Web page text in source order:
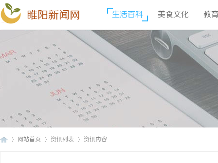
睢阳新闻网 生活百科 美食文化 教
网站首页 资讯列表 资讯内容